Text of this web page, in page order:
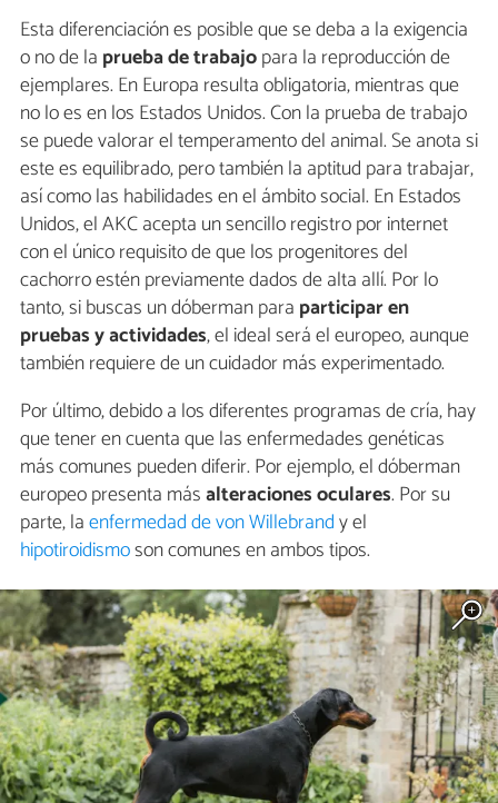
Esta diferenciación es posible que se deba a la exigencia
o no de la prueba de trabajopara la reproducción de
ejemplares. En Europa resulta obligatoria, mientras que
no lo es en los Estados Unidos. Con la prueba de trabajo
se puede valorar el temperamento del animal. Se anota si
este es equilibrado, pero también la aptitud para trabajar,
así como las habilidades en el ámbito social. En Estados
Unidos, el AKC acepta un sencillo registro por internet
con el único requisito de que los progenitores del
cachorro estén previamente dados de alta allí. Por lo
tanto, si buscas un dóberman para participar en
pruebas y actividades, el ideal será el europeo, aunque
también requiere de un cuidador más experimentado.
Por último, debido a los diferentes programas de cría, hay
que tener en cuenta que las enfermedades genéticas
más comunes pueden diferir. Por ejemplo, el dóberman
europeo presenta másalteraciones oculares. Por su
parte, laenfermedad de von Willebrandy el
hipotiroidismoson comunes en ambos tipos.